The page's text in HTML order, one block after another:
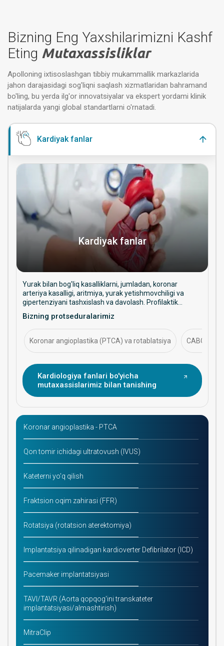
Bizning Eng Yaxshilarimizni Kashf
Eting Mutaxassisliklar
Apolloning ixtisoslashgan tibbiy mukammallik markazlarida
jahon darajasidagi sog'liqni saqlash xizmatlaridan bahramand
bo'ling, bu yerda ilg'or innovatsiyalar va ekspert yordami klinik
natijalarda yangi global standartlarni o'rnatadi.
Kardiyak fanlar
Kardiyak fanlar
Yurak bilan bog'liq kasalliklarni, jumladan, koronar
arteriya kasalligi, aritmiya, yurak yetishmovchiligi va
gipertenziyani tashxislash va davolash. Profilaktik
yordam, intervension muolajalar va uzoq muddatli yurak
salomatligini boshqarishga qaratilgan.
Bizning protseduralarimiz
Koronar angioplastika (PTCA) va rotablatsiya CABG
Kardiologiya fanlari bo'yicha
mutaxassislarimiz bilan tanishing
Koronar angioplastika - PTCA
Qon tomir ichidagi ultratovush (IVUS)
Kateterni yo'q qilish
Fraktsion oqim zahirasi (FFR)
Rotatsiya (rotatsion aterektomiya)
Implantatsiya qilinadigan kardioverter Defibrilator (ICD)
Pacemaker implantatsiyasi
TAVI/TAVR (Aorta qopqog'ini transkateter
implantatsiyasi/almashtirish)
MitraClip